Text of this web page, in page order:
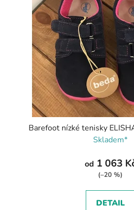
Barefoot nízké tenisky
Skladem*
od 1 063
(–20 %)
DETAIL